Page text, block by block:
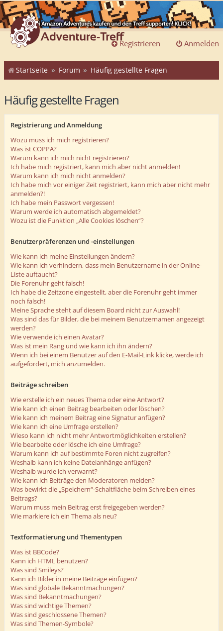
Anmelden
Registrieren
Startseite Forum Häufig gestellte Fragen
Häufig gestellte Fragen
Registrierung und Anmeldung
Wozu muss ich mich registrieren?
Was ist COPPA?
Warum kann ich mich nicht registrieren?
Ich habe mich registriert, kann mich aber nicht anmelden!
Warum kann ich mich nicht anmelden?
Ich habe mich vor einiger Zeit registriert, kann mich aber nicht mehr
anmelden?!
Ich habe mein Passwort vergessen!
Warum werde ich automatisch abgemeldet?
Wozu ist die Funktion „Alle Cookies löschen“?
Benutzerpräferenzen und -einstellungen
Wie kann ich meine Einstellungen ändern?
Wie kann ich verhindern, dass mein Benutzername in der Online-
Liste auftaucht?
Die Forenuhr geht falsch!
Ich habe die Zeitzone eingestellt, aber die Forenuhr geht immer
noch falsch!
Meine Sprache steht auf diesem Board nicht zur Auswahl!
Was sind das für Bilder, die bei meinem Benutzernamen angezeigt
werden?
Wie verwende ich einen Avatar?
Was ist mein Rang und wie kann ich ihn ändern?
Wenn ich bei einem Benutzer auf den E-Mail-Link klicke, werde ich
aufgefordert, mich anzumelden.
Beiträge schreiben
Wie erstelle ich ein neues Thema oder eine Antwort?
Wie kann ich einen Beitrag bearbeiten oder löschen?
Wie kann ich meinem Beitrag eine Signatur anfügen?
Wie kann ich eine Umfrage erstellen?
Wieso kann ich nicht mehr Antwortmöglichkeiten erstellen?
Wie bearbeite oder lösche ich eine Umfrage?
Warum kann ich auf bestimmte Foren nicht zugreifen?
Weshalb kann ich keine Dateianhänge anfügen?
Weshalb wurde ich verwarnt?
Wie kann ich Beiträge den Moderatoren melden?
Was bewirkt die „Speichern“-Schaltfläche beim Schreiben eines
Beitrags?
Warum muss mein Beitrag erst freigegeben werden?
Wie markiere ich ein Thema als neu?
Textformatierung und Thementypen
Was ist BBCode?
Kann ich HTML benutzen?
Was sind Smileys?
Kann ich Bilder in meine Beiträge einfügen?
Was sind globale Bekanntmachungen?
Was sind Bekanntmachungen?
Was sind wichtige Themen?
Was sind geschlossene Themen?
Was sind Themen-Symbole?